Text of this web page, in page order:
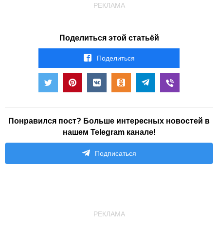
РЕКЛАМА
Поделиться этой статьёй
Поделиться
Понравился пост? Больше интересных новостей в
нашем Telegram канале!
Подписаться
РЕКЛАМА